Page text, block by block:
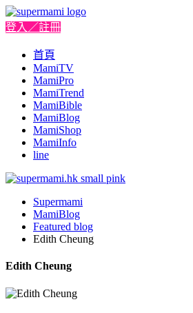
登入／註冊
首頁
MamiTV
MamiPro
MamiTrend
MamiBible
MamiBlog
MamiShop
MamiInfo
line
Supermami
MamiBlog
Featured blog
Edith Cheung
Edith Cheung